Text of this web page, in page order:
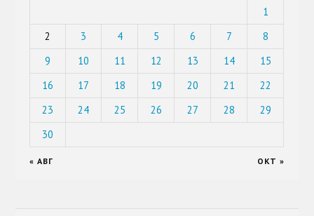
1
2
3 4 5 6 7
8
9
10 11 12 13 14
15
16
17 18 19 20 21
22
23
24 25 26 27 28
29
30
« АВГ ОКТ »